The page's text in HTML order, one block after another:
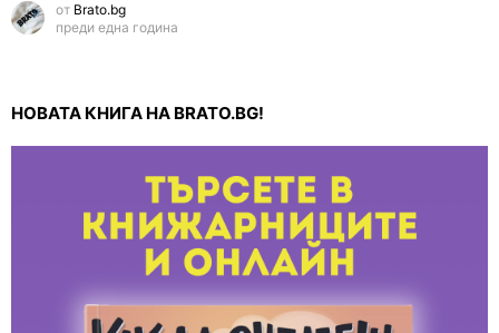
от Brato.bg
преди една година
НОВАТА КНИГА НА BRATO.BG!